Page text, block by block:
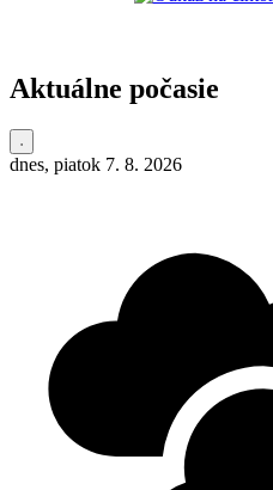
Aktuálne počasie
dnes, piatok 7. 8. 2026